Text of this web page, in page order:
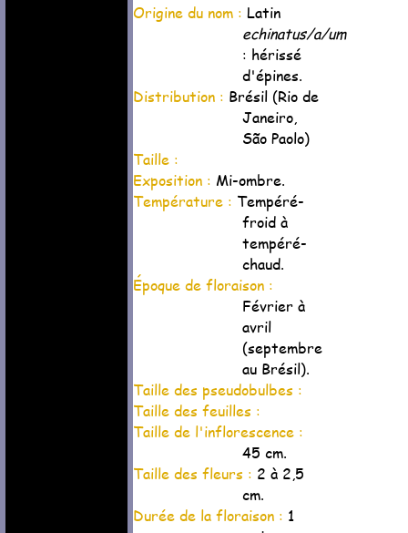
Origine du nom : Latin
echinatus/a/um
: hérissé
d'épines.
Distribution : Brésil (Rio de
Janeiro,
São Paolo)
Taille :
Exposition : Mi-ombre.
Température : Tempéré-
froid à
tempéré-
chaud.
Époque de floraison :
Février à
avril
(septembre
au Brésil).
Taille des pseudobulbes :
Taille des feuilles :
Taille de l'inflorescence :
45 cm.
Taille des fleurs : 2 à 2,5
cm.
Durée de la floraison : 1